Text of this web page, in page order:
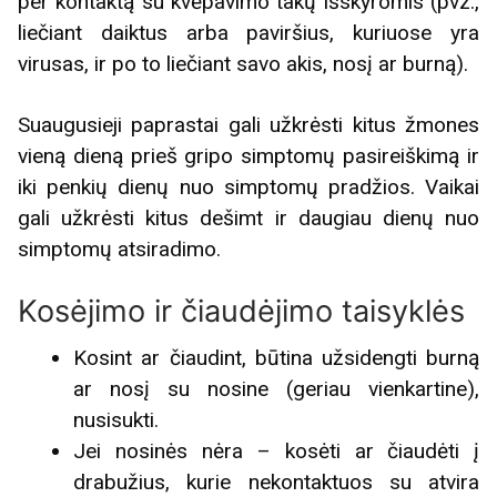
liečiant daiktus arba paviršius, kuriuose yra
virusas, ir po to liečiant savo akis, nosį ar burną).
Suaugusieji paprastai gali užkrėsti kitus žmones
vieną dieną prieš gripo simptomų pasireiškimą ir
iki penkių dienų nuo simptomų pradžios. Vaikai
gali užkrėsti kitus dešimt ir daugiau dienų nuo
simptomų atsiradimo.
Kosėjimo ir čiaudėjimo taisyklės
Kosint ar čiaudint, būtina užsidengti burną
ar nosį su nosine (geriau vienkartine),
nusisukti.
Jei nosinės nėra – kosėti ar čiaudėti į
drabužius, kurie nekontaktuos su atvira